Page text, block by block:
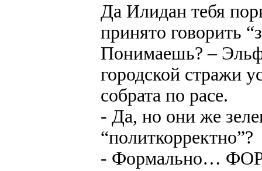
Да Илидан тебя
принято говорить
Понимаешь? –
городской стражи
собрата по расе.
- Да, но они же
“политкорректно”?
- Формально…